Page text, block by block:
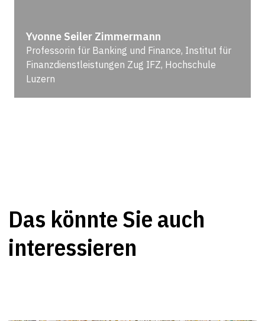
Yvonne Seiler Zimmermann
Professorin für Banking und Finance, Institut für
Finanzdienstleistungen Zug IFZ, Hochschule
Luzern
Das könnte Sie auch
interessieren